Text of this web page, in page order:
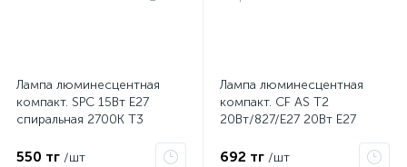
Лампа люминесцентная
компакт. SPC 15Вт E27
спиральная 2700К Т3
LKsmSPC15wE2727eco_1
550 тг /шт
Лампа люминесцентная
компакт. CF AS T2
20Вт/827/E27 20Вт E27
10621
692 тг /шт